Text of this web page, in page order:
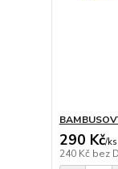
290 Kč/ks
240 Kč bez